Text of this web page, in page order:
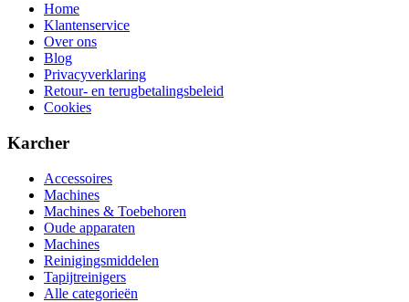
Home
Klantenservice
Over ons
Blog
Privacyverklaring
Retour- en terugbetalingsbeleid
Cookies
Karcher
Accessoires
Machines
Machines & Toebehoren
Oude apparaten
Machines
Reinigingsmiddelen
Tapijtreinigers
Alle categorieën